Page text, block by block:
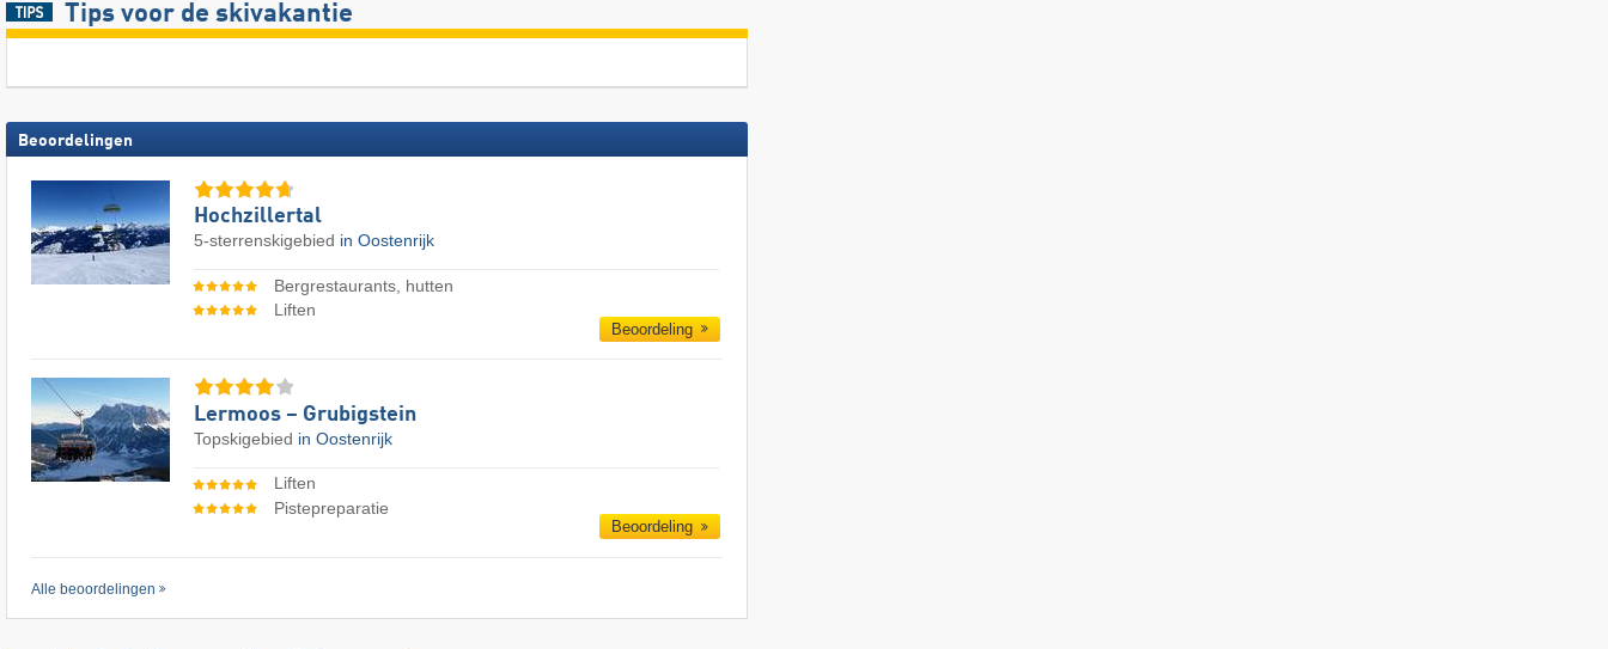
Tips voor de skivakantie
Beoordelingen
Hochzillertal
5-sterrenskigebied in Oostenrijk
Bergrestaurants, hutten
Liften
Beoordeling
Lermoos – Grubigstein
Topskigebied in Oostenrijk
Liften
Pistepreparatie
Beoordeling
Alle beoordelingen